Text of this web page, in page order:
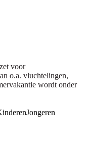
voor
o.a. vluchtelingen,
wordt onder
Jongeren